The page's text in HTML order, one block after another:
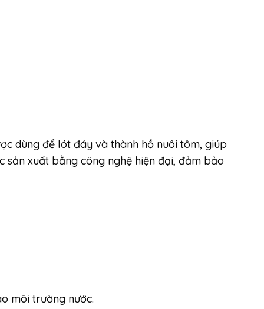
dùng để lót đáy và thành hồ nuôi tôm, giúp
sản xuất bằng công nghệ hiện đại, đảm bảo
môi trường nước.